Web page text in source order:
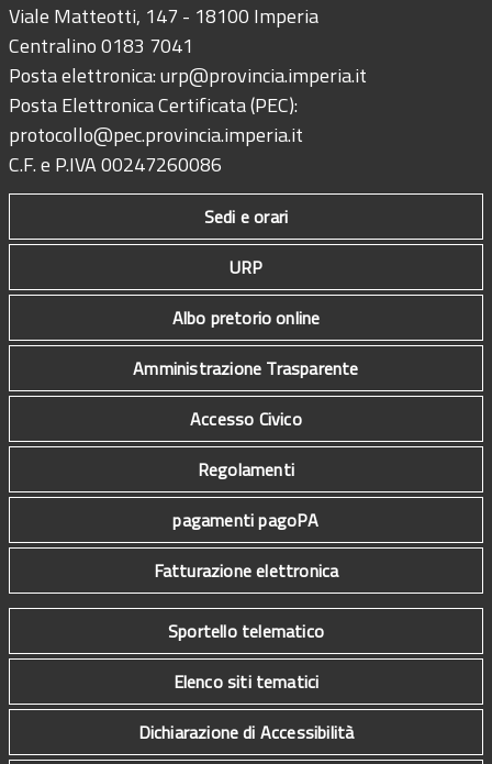
Viale Matteotti, 147 - 18100 Imperia
Centralino 0183 7041
Posta elettronica:urp@provincia.imperia.it
Posta Elettronica Certificata (PEC):
protocollo@pec.provincia.imperia.it
C.F. e P.IVA 00247260086
Sedi e orari
URP
Albo pretorio online
Amministrazione Trasparente
Accesso Civico
Regolamenti
pagamenti pagoPA
Fatturazione elettronica
Sportello telematico
Elenco siti tematici
Dichiarazione di Accessibilità